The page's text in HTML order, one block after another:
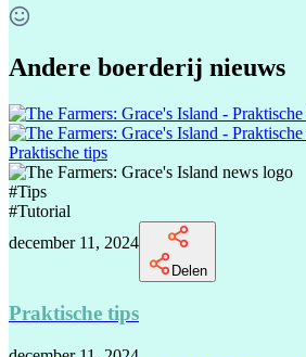
Andere boerderij nieuws
Praktische tips
#Tips
#Tutorial
december 11, 2024
Delen
Praktische tips